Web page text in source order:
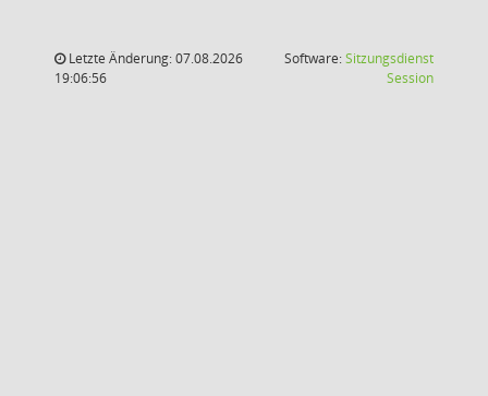
Letzte Änderung: 07.08.2026
19:06:56
Software:Sitzungsdienst
Session(Wird in